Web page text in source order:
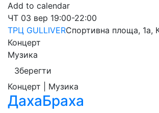
Add to calendar
ЧТ 03 вер 19:00-22:00
ТРЦ GULLIVERСпортивна площа, 1a,
Концерт
Музика
Зберегти
Концерт | Музика
ДахаБраха